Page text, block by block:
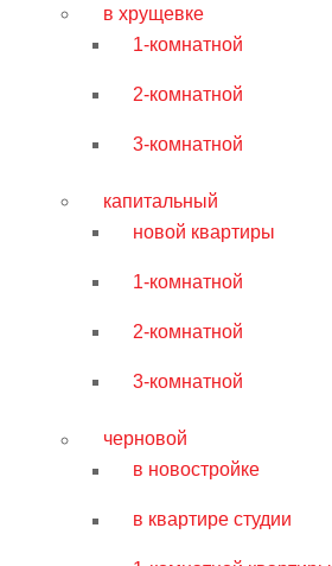
в хрущевке
1-комнатной
2-комнатной
3-комнатной
капитальный
новой квартиры
1-комнатной
2-комнатной
3-комнатной
черновой
в новостройке
в квартире студии